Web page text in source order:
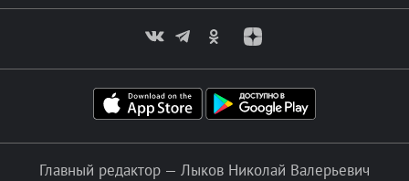
Главный редактор — Лыков Николай Валерьевич